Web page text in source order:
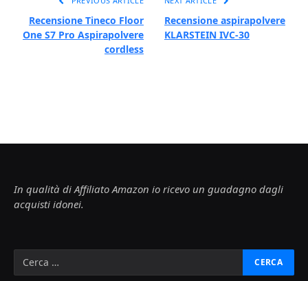
Recensione Tineco Floor
One S7 Pro Aspirapolvere
cordless
Recensione aspirapolvere
KLARSTEIN IVC-30
In qualità di Affiliato Amazon io ricevo un guadagno dagli
acquisti idonei.